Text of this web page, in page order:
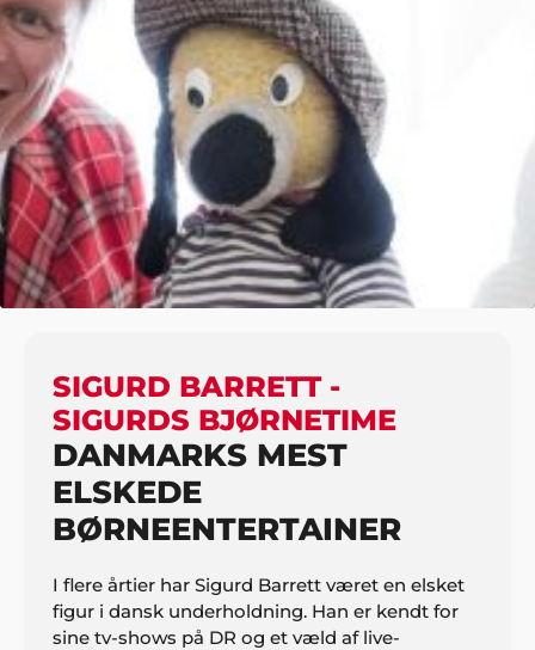
HJEM BØRN
KONCERTER FOR BØRN
SIGURD BARRETT – SIGURDS BJØRNETIME
SIGURD BARRETT -
SIGURDS BJØRNETIME
DANMARKS MEST
ELSKEDE
BØRNEENTERTAINER
I flere årtier har Sigurd Barrett været en elsket
figur i dansk underholdning. Han er kendt for
sine tv-shows på DR og et væld af live-